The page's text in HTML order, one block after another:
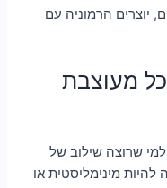
יוצרים הרמוניה עם
מעוצבת
שרוצה שילוב של
להיות מינימליסטית או